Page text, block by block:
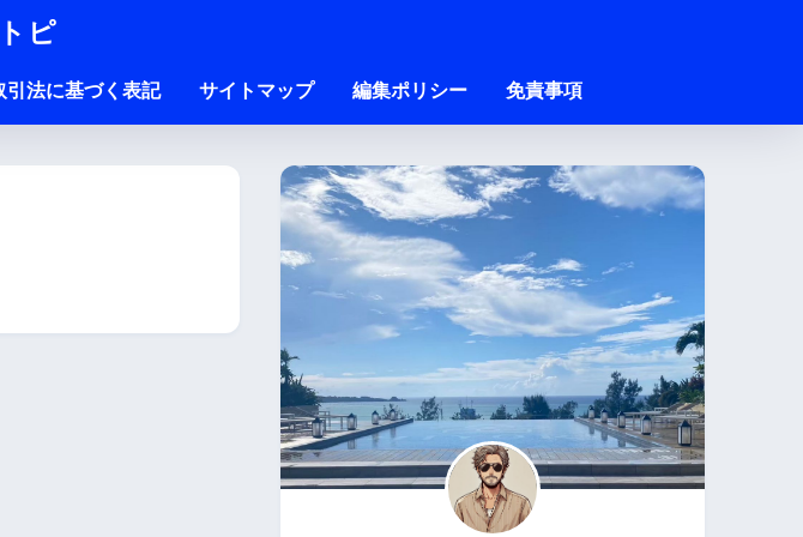
ピ
引法に基づく表記 サイトマップ 編集ポリシー 免責事項